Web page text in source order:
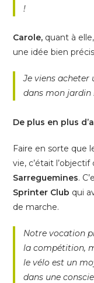
!
Carole, quant à
une idée bien
Je viens acheter
dans mon jardin
De plus en plus
Faire en sorte que
vie, c’était l’objectif
Sarreguemines.
Sprinter Club qui
de marche.
Notre vocation
la compétition,
le vélo est un
dans une